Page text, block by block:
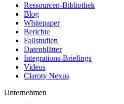
Ressourcen-Bibliothek
Blog
Whitepaper
Berichte
Fallstudien
Datenblätter
Integrations-Briefings
Videos
Claroty Nexus
Unternehmen